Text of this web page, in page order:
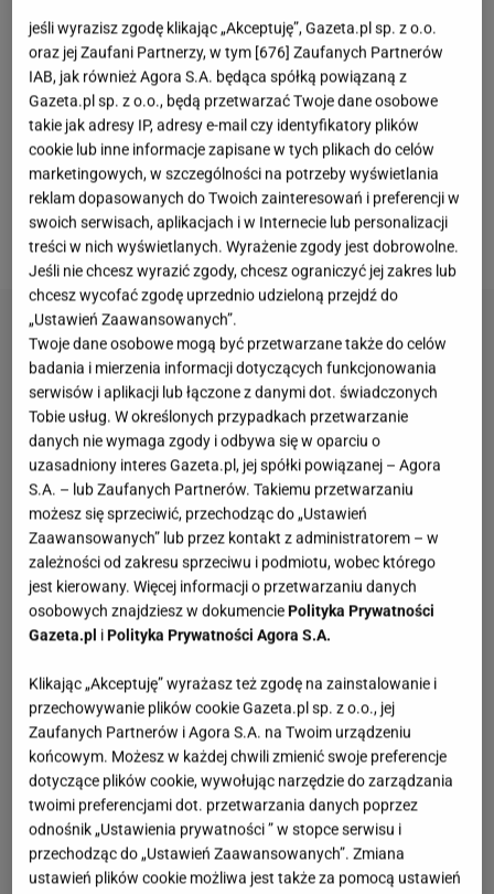
stworzyli jedną z najpopularniejszych par polskiego
show-biznesu. Wszystko przerwała śmierć aktorki w
2014 roku. Zakochani doczekali się razem trójki
dzieci: Oliwii, Szymona i Jana. Dziś jedyna córka
celebrytki i piłkarza robi karierę w mediach, ale
ciągle mierzy się z komentarzami, w których wytyka
się jej to, że bez znanych rodziców niewiele by
zdziałała.Oliwia Bieniuk2 listopada nie wytrzymała.
jeśli wyrazisz zgodę klikając „Akceptuję”, Gazeta.pl sp. z o.o.
oraz jej Zaufani Partnerzy, w tym [676] Zaufanych Partnerów
IAB, jak również Agora S.A. będąca spółką powiązaną z
Gazeta.pl sp. z o.o., będą przetwarzać Twoje dane osobowe
takie jak adresy IP, adresy e-mail czy identyfikatory plików
cookie lub inne informacje zapisane w tych plikach do celów
marketingowych, w szczególności na potrzeby wyświetlania
reklam dopasowanych do Twoich zainteresowań i preferencji w
swoich serwisach, aplikacjach i w Internecie lub personalizacji
treści w nich wyświetlanych. Wyrażenie zgody jest dobrowolne.
Jeśli nie chcesz wyrazić zgody, chcesz ograniczyć jej zakres lub
chcesz wycofać zgodę uprzednio udzieloną przejdź do
„Ustawień Zaawansowanych”.
Twoje dane osobowe mogą być przetwarzane także do celów
badania i mierzenia informacji dotyczących funkcjonowania
serwisów i aplikacji lub łączone z danymi dot. świadczonych
Tobie usług. W określonych przypadkach przetwarzanie
danych nie wymaga zgody i odbywa się w oparciu o
uzasadniony interes Gazeta.pl, jej spółki powiązanej – Agora
S.A. – lub Zaufanych Partnerów. Takiemu przetwarzaniu
możesz się sprzeciwić, przechodząc do „Ustawień
Zaawansowanych” lub przez kontakt z administratorem – w
zależności od zakresu sprzeciwu i podmiotu, wobec którego
jest kierowany. Więcej informacji o przetwarzaniu danych
osobowych znajdziesz w dokumenciePolityka Prywatności
Gazeta.pl iPolityka Prywatności Agora S.A.
Klikając „Akceptuję” wyrażasz też zgodę na zainstalowanie i
przechowywanie plików cookie Gazeta.pl sp. z o.o., jej
Zaufanych Partnerów i Agora S.A. na Twoim urządzeniu
końcowym. Możesz w każdej chwili zmienić swoje preferencje
dotyczące plików cookie, wywołując narzędzie do zarządzania
twoimi preferencjami dot. przetwarzania danych poprzez
odnośnik „Ustawienia prywatności ” w stopce serwisu i
przechodząc do „Ustawień Zaawansowanych”. Zmiana
ustawień plików cookie możliwa jest także za pomocą ustawień